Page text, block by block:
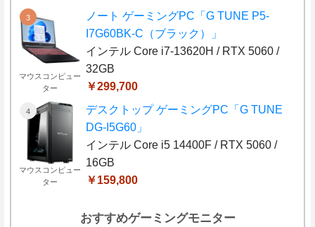
マウスコンピュー
ター
ノート ゲーミングPC「G TUNE P5-
I7G60BK-C（ブラック）」
インテル Core i7-13620H / RTX 5060 /
32GB
￥299,700
マウスコンピュー
ター
デスクトップ ゲーミングPC「G TUNE
DG-I5G60」
インテル Core i5 14400F / RTX 5060 /
16GB
￥159,800
おすすめゲーミングモニター